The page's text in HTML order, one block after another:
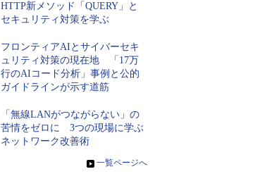
HTTP新メソッド「QUERY」と
セキュリティ対策を学ぶ
フロンティアAIとサイバーセキ
ュリティ対策の現在地 「17万
行のAIコード分析」事例と公的
ガイドラインが示す道筋
「無線LANがつながらない」の
苦情をゼロに 3つの現場に学ぶ
ネットワーク改善術
» 一覧ページへ